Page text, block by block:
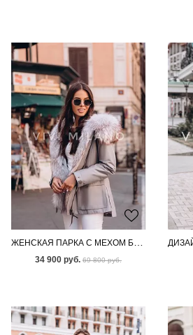
ЖЕНСКАЯ ПАРКА С МЕХОМ БЕНГАЛЬСКОЙ ЛИСЫ
34 900 руб. 69 800 руб.